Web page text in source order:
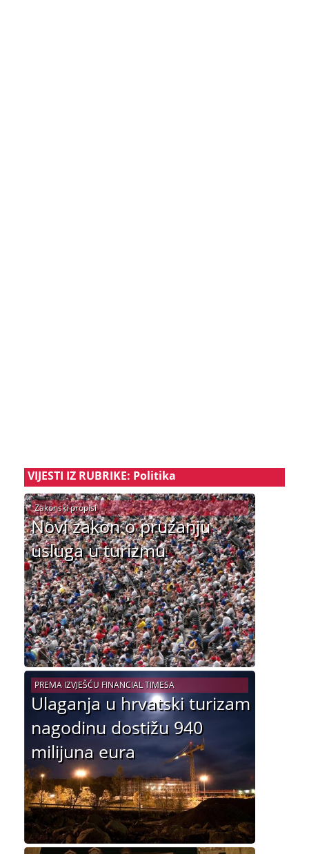
VIJESTI IZ RUBRIKE: Politika
Novi zakon o pružanju
usluga u turizmu
Zakonski propisi
Ulaganja u hrvatski turizam
nagodinu dostižu 940
milijuna eura
PREMA IZVJEŠĆU FINANCIAL TIMESA